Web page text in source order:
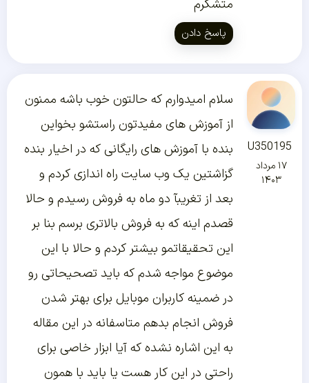
متشکرم
پاسخ دادن
U350195
۱۷ مرداد
۱۴۰۳
سلام امیدوارم که حالتون خوب باشه ممنون
از آموزش های مفیدتون راستشو بخواین
بنده با آموزش های رایگانی که در اخیار بنده
گزاشتین یک وب سایت راه اندازی کردم و
بعد از تغریبآ دو ماه به فروش رسیدم و حالا
قصدم اینه که به فروش بالاتری برسم بنا بر
این تحقیقاتمو بیشتر کردم و حالا با این
موضوع مواجه شدم که باید تصحیحاتی رو
در ضمینه کاربران موبایل برای بهتر شدن
فروش انجام بدهم متاسفانه در این مقاله
به این اشاره نشده که آیا ابزار خاصی برای
راحتی در این کار هست یا باید با همون